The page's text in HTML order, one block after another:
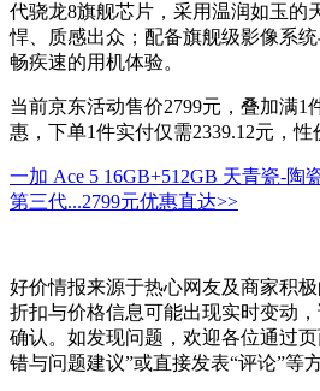
代骁龙8旗舰芯片，采用温润如玉的
悍、质感出众；配备旗舰级影像系
畅疾速的用机体验。
当前京东活动售价2799元，叠加满1
惠，下单1件实付仅需2339.12元，性
一加 Ace 5 16GB+512GB 天青瓷-陶
第三代...2799元优惠直达>>
好价情报来源于热心网友及商家积
折扣与价格信息可能出现实时变动
确认。如发现问题，欢迎各位通过页
错与问题建议”或直接发表“评论”等